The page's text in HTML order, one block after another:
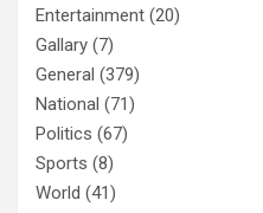
Entertainment (20)
Gallary (7)
General (379)
National (71)
Politics (67)
Sports (8)
World (41)